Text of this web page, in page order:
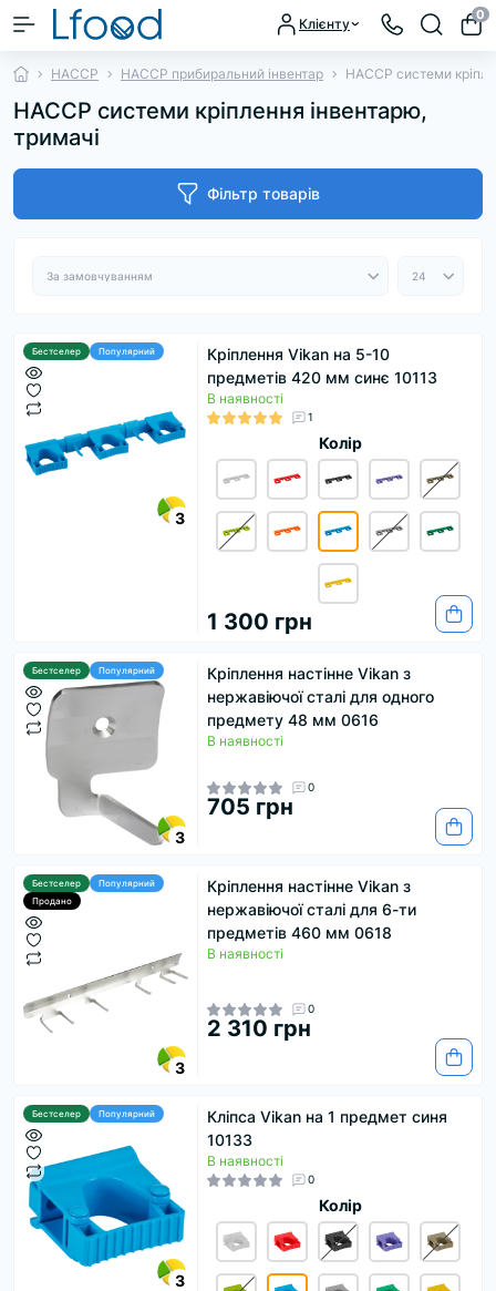
Клієнту
0
HACCP HACCP прибиральний інвентар HACCP системи
HACCP системи кріплення інвентарю,
тримачі
Фільтр товарів
Бестселер Популярний
3
Кріплення Vikan на 5-10
предметів 420 мм синє 10113
В наявності
1
Колір
1 300 грн
Бестселер Популярний
3
Кріплення настінне Vikan з
нержавіючої сталі для одного
предмету 48 мм 0616
В наявності
0
705 грн
Бестселер
Популярний
Продано
3
Кріплення настінне Vikan з
нержавіючої сталі для 6-ти
предметів 460 мм 0618
В наявності
0
2 310 грн
Бестселер Популярний
3
Кліпса Vikan на 1 предмет синя
10133
В наявності
0
Колір